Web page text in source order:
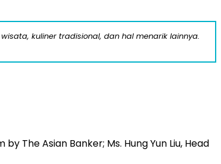
kuliner tradisional, dan hal menarik lainnya.
The Asian Banker; Ms. Hung Yun Liu, Head